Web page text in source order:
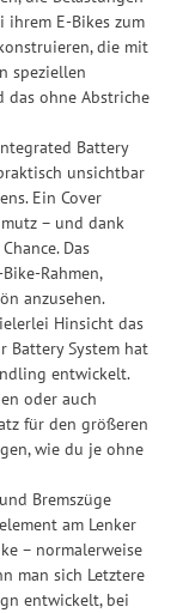
E-Bikes zum
die mit
speziellen
das ohne Abstriche
Battery
unsichtbar
Ein Cover
– und dank
Das
Rahmen,
anzusehen.
Hinsicht das
Battery System hat
entwickelt.
oder auch
für den größeren
wie du je ohne
Bremszüge
am Lenker
– normalerweise
man sich Letztere
entwickelt, bei